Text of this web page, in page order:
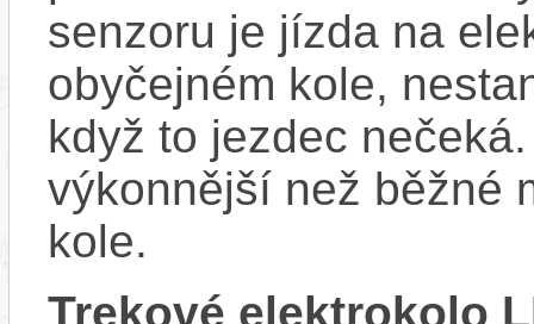
senzoru je jízda na
obyčejném kole,
když to jezdec
výkonnější než běžné
kole.
Trekové elektrokolo